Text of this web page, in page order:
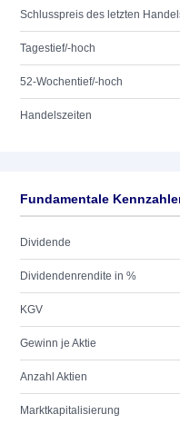
Schlusspreis des letzten
Tagestief/-hoch
52-Wochentief/-hoch
Handelszeiten
Dividende
Dividendenrendite in %
KGV
Gewinn je Aktie
Anzahl Aktien
Marktkapitalisierung